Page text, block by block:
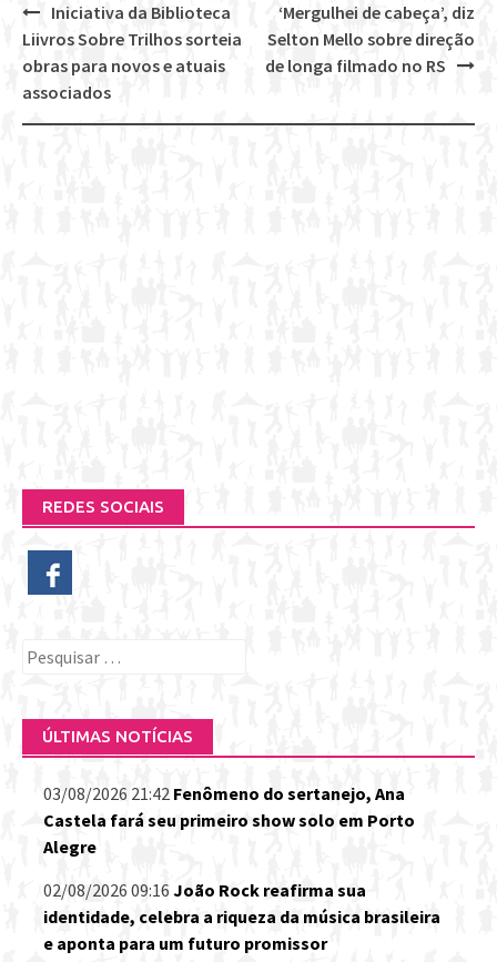
Post
navigation
‘Mergulhei de cabeça’, diz
Selton Mello sobre direção
de longa filmado no RS
Iniciativa da Biblioteca
Liivros Sobre Trilhos sorteia
obras para novos e atuais
associados
REDES SOCIAIS
Pesquisar
ÚLTIMAS NOTÍCIAS
03/08/2026 21:42 Fenômeno do sertanejo, Ana
Castela fará seu primeiro show solo em Porto
Alegre
02/08/2026 09:16 João Rock reafirma sua
identidade, celebra a riqueza da música brasileira
e aponta para um futuro promissor